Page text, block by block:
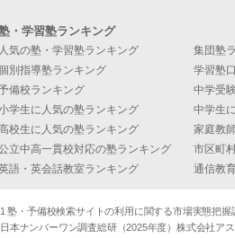
・学習塾ランキング
人気の塾・学習塾ランキング
集団塾
別指導塾ランキング
学習塾
備校ランキング
中学受
学生に人気の塾ランキング
中学生
校生に人気の塾ランキング
家庭教
立中高一貫校対応の塾ランキング
市区町
語・英会話教室ランキング
通信教
塾・予備校検索サイトの利用に関する市場実態把握
日本ナンバーワン調査総研（2025年度）株式会社アス